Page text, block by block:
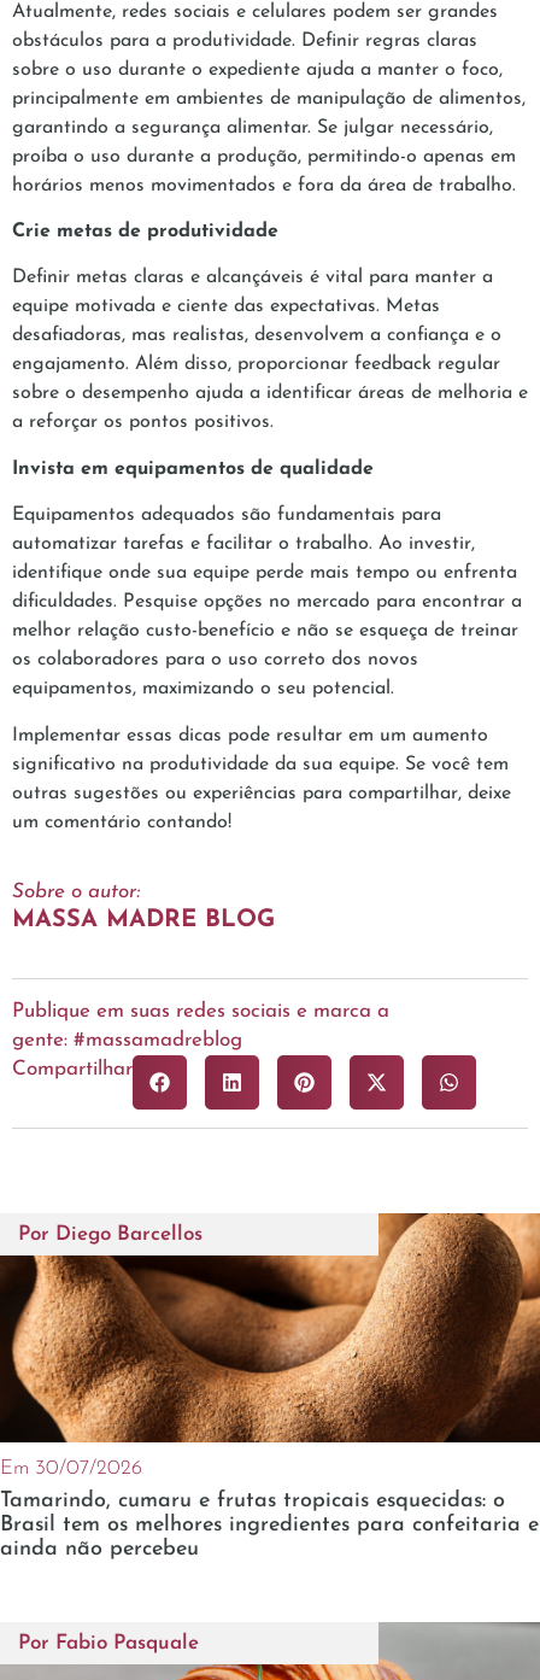
Atualmente, redes sociais e celulares podem ser grandes
obstáculos para a produtividade. Definir regras claras
sobre o uso durante o expediente ajuda a manter o foco,
principalmente em ambientes de manipulação de alimentos,
garantindo a segurança alimentar. Se julgar necessário,
proíba o uso durante a produção, permitindo-o apenas em
horários menos movimentados e fora da área de trabalho.
Crie metas de produtividade
Definir metas claras e alcançáveis é vital para manter a
equipe motivada e ciente das expectativas. Metas
desafiadoras, mas realistas, desenvolvem a confiança e o
engajamento. Além disso, proporcionar feedback regular
sobre o desempenho ajuda a identificar áreas de melhoria e
a reforçar os pontos positivos.
Invista em equipamentos de qualidade
Equipamentos adequados são fundamentais para
automatizar tarefas e facilitar o trabalho. Ao investir,
identifique onde sua equipe perde mais tempo ou enfrenta
dificuldades. Pesquise opções no mercado para encontrar a
melhor relação custo-benefício e não se esqueça de treinar
os colaboradores para o uso correto dos novos
equipamentos, maximizando o seu potencial.
Implementar essas dicas pode resultar em um aumento
significativo na produtividade da sua equipe. Se você tem
outras sugestões ou experiências para compartilhar, deixe
um comentário contando!
Sobre o autor:
MASSA MADRE BLOG
Publique em suas redes sociais e marca a
gente: #massamadreblog
Compartilhar
Por Diego Barcellos
Em 30/07/2026
Tamarindo, cumaru e frutas tropicais esquecidas: o
Brasil tem os melhores ingredientes para confeitaria e
ainda não percebeu
Por Fabio Pasquale